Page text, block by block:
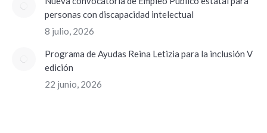
personas con discapacidad intelectual
8 julio, 2026
Programa de Ayudas Reina Letizia para la inclusión V
edición
22 junio, 2026